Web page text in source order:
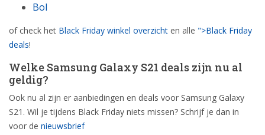
Bol
of check het Black Friday winkel overzicht en alle ">Black Friday
deals!
Welke Samsung Galaxy S21 deals zijn nu al
geldig?
Ook nu al zijn er aanbiedingen en deals voor Samsung Galaxy
S21. Wil je tijdens Black Friday niets missen? Schrijf je dan in
voor de nieuwsbrief